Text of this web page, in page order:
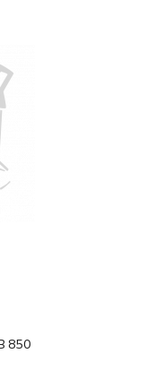
850